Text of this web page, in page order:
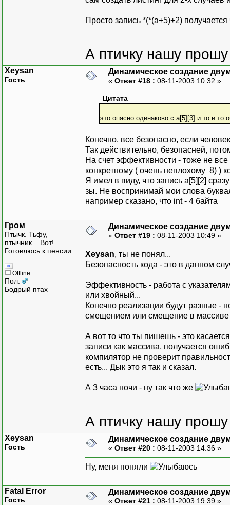
Просто запись *(*(a+5)+2)
А птичку нашу
Xeysan
Гость
Динамическое создание
« Ответ #18 : 08-11-2003 10:32 »
Цитата
это опасно одинаково с a[5][3] и то и то
Конечно, все безопасно, если
Так действительно, безопасней,
На счет эффективности - тоже не все
конкретному ( очень неплохому 8) )
Я имел в виду, что запись a[5][2]
зы. Не воспринимай мои слова
например сказано, что int - 4 байта
Гром
Птычк. Тьфу,
птычник... Вот!
Готовлюсь к пенсии
Offline
Пол:
Бодрый птах
Динамическое создание
« Ответ #19 : 08-11-2003 10:49 »
Xeysan, ты не понял...
Безопасность кода - это в данном
Эффективность - работа с
или хвойный...
Конечно реализации будут разные -
смещением или смещение в массиве
А вот то что ты пишешь - это
записи как массива, получается
компилятор не проверит
есть... Дык это я так и сказал.
А 3 часа ночи - ну так что же
А птичку нашу
Xeysan
Гость
Динамическое создание
« Ответ #20 : 08-11-2003 14:36 »
Ну, меня поняли
Fatal Error
Гость
Динамическое создание
« Ответ #21 : 08-11-2003 19:39 »